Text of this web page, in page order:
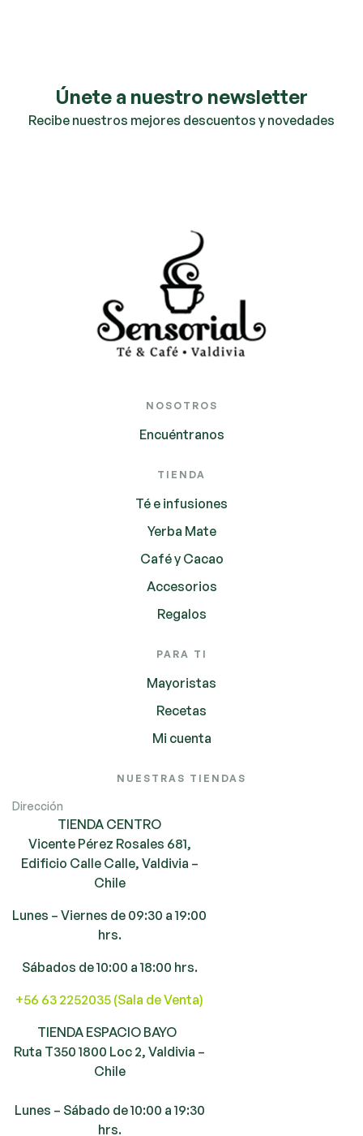
Únete a nuestro newsletter
Recibe nuestros mejores descuentos y novedades
NOSOTROS
Encuéntranos
TIENDA
Té e infusiones
Yerba Mate
Café y Cacao
Accesorios
Regalos
PARA TI
Mayoristas
Recetas
Mi cuenta
NUESTRAS TIENDAS
Dirección
TIENDA CENTRO
Vicente Pérez Rosales 681,
Edificio Calle Calle, Valdivia –
Chile
Lunes – Viernes de 09:30 a 19:00
hrs.
Sábados de 10:00 a 18:00 hrs.
+56 63 2252035 (Sala de Venta)
TIENDA ESPACIO BAYO
Ruta T350 1800 Loc 2, Valdivia –
Chile
Lunes – Sábado de 10:00 a 19:30
hrs.